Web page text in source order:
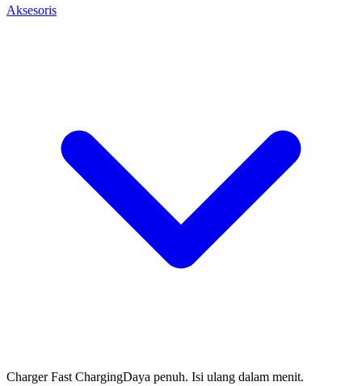
Aksesoris
Charger Fast ChargingDaya penuh. Isi ulang dalam menit.